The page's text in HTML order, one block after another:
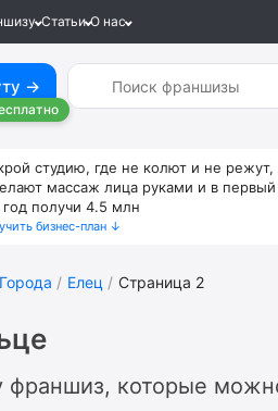
Статьи О нас
→
студию, где не колют и не режут,
массаж лица руками и в первый
получи 4.5 млн
бизнес-план ↓
Города Елец Страница 2
франшиз, которые